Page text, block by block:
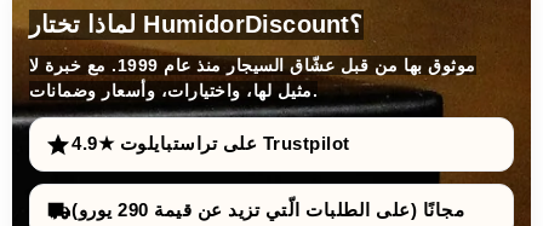
لماذا تختار HumidorDiscount؟
موثوق بها من قبل عشّاق السيجار منذ عام 1999. مع خبرة لا
مثيل لها، واختيارات، وأسعار وضمانات.
4.9★ على تراستبايلوت Trustpilot
مجانًا (على الطلبات الّتي تزيد عن قيمة 290 يورو)